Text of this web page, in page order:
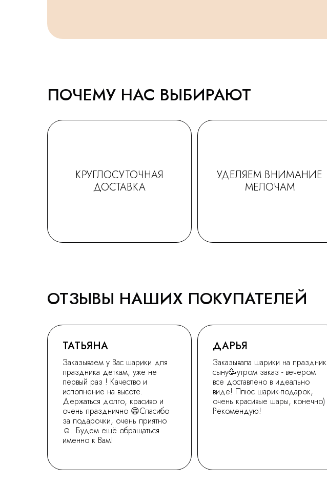
ПОЧЕМУ НАС ВЫБИРАЮТ
КРУГЛОСУТОЧНАЯ
ДОСТАВКА
УДЕЛЯЕМ ВНИМАНИЕ
МЕЛОЧАМ
ОТЗЫВЫ НАШИХ ПОКУПАТЕЛЕЙ
Заказывала шарики на праздник
сыну🥳утром заказ - вечером
все доставлено в идеально
виде! Плюс шарик-подарок,
очень красивые шары, конечно)
Рекомендую!
ДАРЬЯ
ТАТЬЯНА
Заказываем у Вас шарики для
праздника деткам, уже не
первый раз ! Качество и
исполнение на высоте.
Держаться долго, красиво и
очень празднично 😄Спасибо
за подарочки, очень приятно
☺. Будем ещё обращаться
именно к Вам!